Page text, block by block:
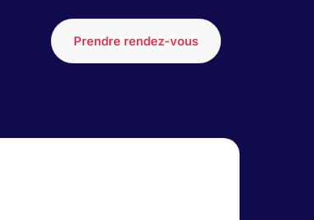
Prendre rendez-vous